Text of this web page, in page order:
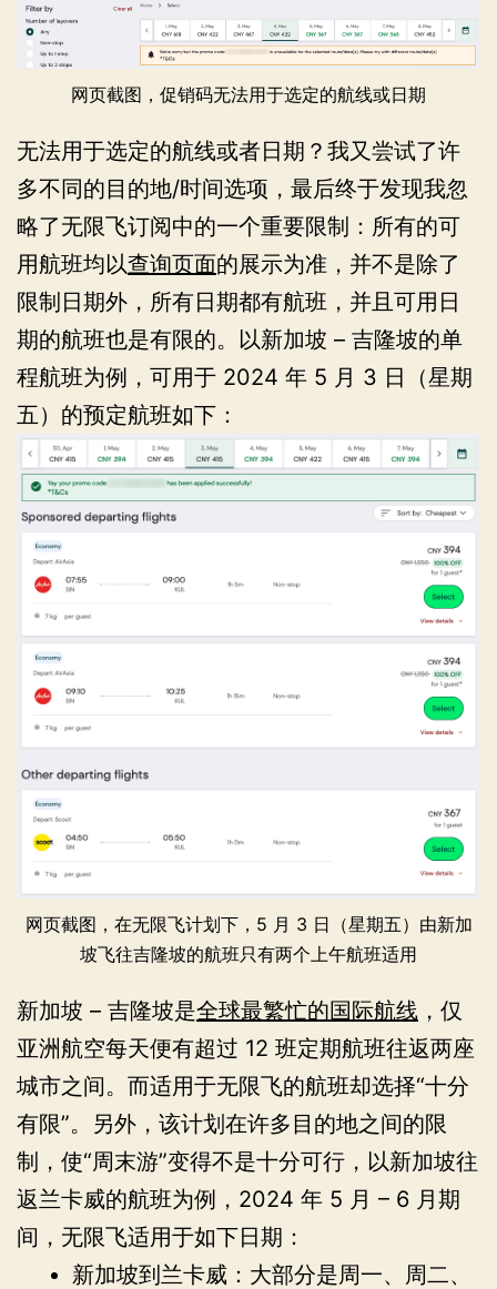
网页截图，促销码无法用于选定的航线或日期
无法用于选定的航线或者日期？我又尝试了许
多不同的目的地/时间选项，最后终于发现我忽
略了无限飞订阅中的一个重要限制：所有的可
用航班均以查询页面的展示为准，并不是除了
限制日期外，所有日期都有航班，并且可用日
期的航班也是有限的。以新加坡 – 吉隆坡的单
程航班为例，可用于 2024 年 5 月 3 日（星期
五）的预定航班如下：
网页截图，在无限飞计划下，5 月 3 日（星期五）由新加
坡飞往吉隆坡的航班只有两个上午航班适用
新加坡 – 吉隆坡是全球最繁忙的国际航线 ，仅
亚洲航空每天便有超过 12 班定期航班往返两座
城市之间。而适用于无限飞的航班却选择“十分
有限”。另外，该计划在许多目的地之间的限
制，使“周末游”变得不是十分可行，以新加坡往
返兰卡威的航班为例，2024 年 5 月 – 6 月期
间，无限飞适用于如下日期：
新加坡到兰卡威：大部分是周一、周二、